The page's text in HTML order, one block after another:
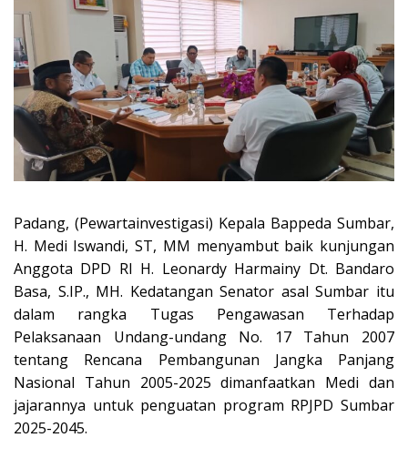
Padang, (Pewartainvestigasi) Kepala Bappeda Sumbar,
H. Medi Iswandi, ST, MM menyambut baik kunjungan
Anggota DPD RI H. Leonardy Harmainy Dt. Bandaro
Basa, S.IP., MH. Kedatangan Senator asal Sumbar itu
dalam rangka Tugas Pengawasan Terhadap
Pelaksanaan Undang-undang No. 17 Tahun 2007
tentang Rencana Pembangunan Jangka Panjang
Nasional Tahun 2005-2025 dimanfaatkan Medi dan
jajarannya untuk penguatan program RPJPD Sumbar
2025-2045.